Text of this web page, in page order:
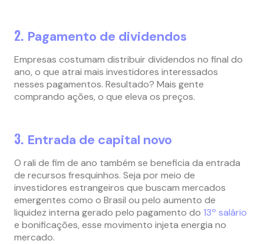
2. Pagamento de dividendos
Empresas costumam distribuir dividendos no final do
ano, o que atrai mais investidores interessados
nesses pagamentos. Resultado? Mais gente
comprando ações, o que eleva os preços.
3. Entrada de capital novo
O rali de fim de ano também se beneficia da entrada
de recursos fresquinhos. Seja por meio de
investidores estrangeiros que buscam mercados
emergentes como o Brasil ou pelo aumento de
liquidez interna gerado pelo pagamento do 13º salário
e bonificações, esse movimento injeta energia no
mercado.